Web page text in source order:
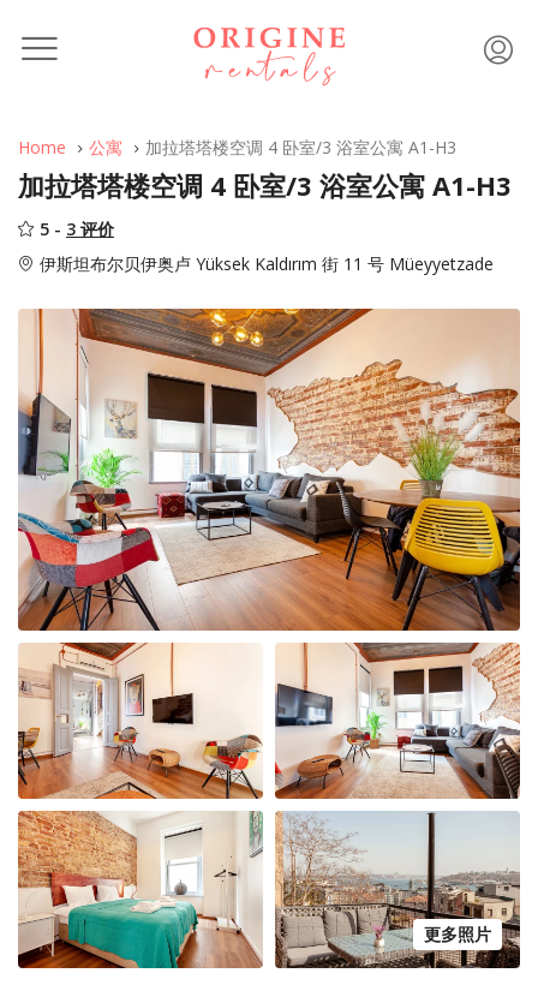
Home 公寓 加拉塔塔楼空调 4 卧室/3 浴室公寓 A1-H3
加拉塔塔楼空调 4 卧室/3 浴室公寓 A1-H3
5 - 3 评价
伊斯坦布尔贝伊奥卢 Yüksek Kaldırım 街 11 号 Müeyyetzade
更多照片